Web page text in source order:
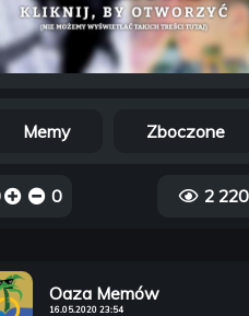
Memy Zboczone
0 2 220
Oaza Memów
16.05.2020 23:54